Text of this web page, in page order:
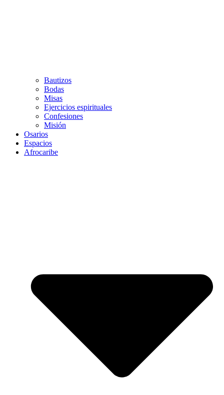
Bautizos
Bodas
Misas
Ejercicios espirituales
Confesiones
Misión
Osarios
Espacios
Afrocaribe